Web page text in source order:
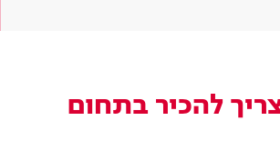
להכיר בתחום